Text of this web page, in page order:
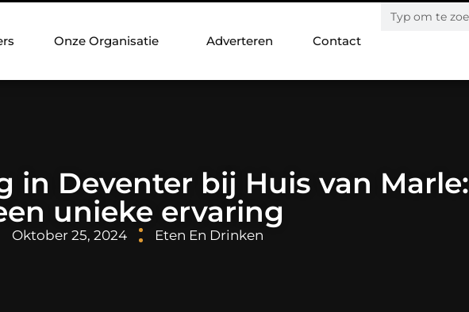
Onze Organisatie Adverteren Contact
in Deventer bij Huis van Marle:
unieke ervaring
Oktober 25, 2024 Eten En Drinken